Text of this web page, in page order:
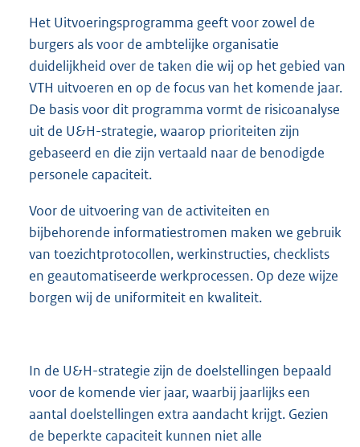
Het Uitvoeringsprogramma geeft voor zowel de
burgers als voor de ambtelijke organisatie
duidelijkheid over de taken die wij op het gebied van
VTH uitvoeren en op de focus van het komende jaar.
De basis voor dit programma vormt de risicoanalyse
uit de U&H-strategie, waarop prioriteiten zijn
gebaseerd en die zijn vertaald naar de benodigde
personele capaciteit.
Voor de uitvoering van de activiteiten en
bijbehorende informatiestromen maken we gebruik
van toezichtprotocollen, werkinstructies, checklists
en geautomatiseerde werkprocessen. Op deze wijze
borgen wij de uniformiteit en kwaliteit.
In de U&H-strategie zijn de doelstellingen bepaald
voor de komende vier jaar, waarbij jaarlijks een
aantal doelstellingen extra aandacht krijgt. Gezien
de beperkte capaciteit kunnen niet alle